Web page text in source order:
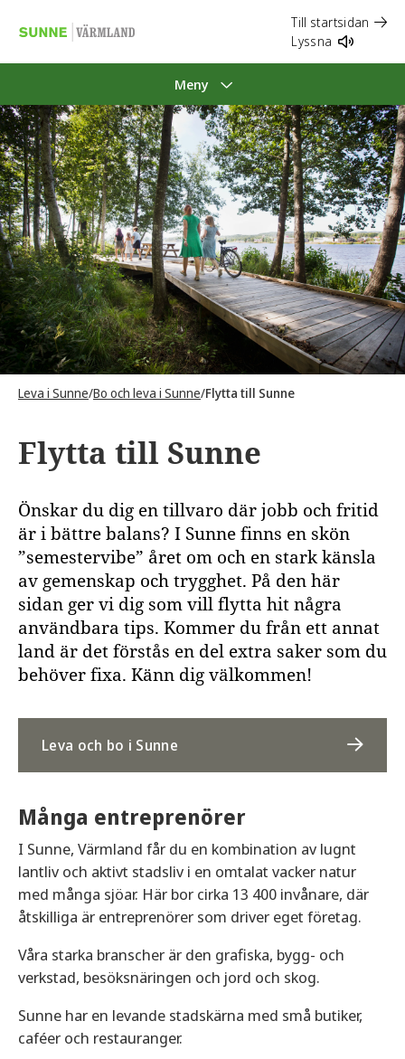
Till startsidan
Lyssna
Meny
Leva i Sunne/Bo och leva i Sunne/Flytta till Sunne
Flytta till Sunne
Önskar du dig en tillvaro där jobb och fritid
är i bättre balans? I Sunne finns en skön
”semestervibe” året om och en stark känsla
av gemenskap och trygghet. På den här
sidan ger vi dig som vill flytta hit några
användbara tips. Kommer du från ett annat
land är det förstås en del extra saker som du
behöver fixa. Känn dig välkommen!
Leva och bo i Sunne
Många entreprenörer
I Sunne, Värmland får du en kombination av lugnt
lantliv och aktivt stadsliv i en omtalat vacker natur
med många sjöar. Här bor cirka 13 400 invånare, där
åtskilliga är entreprenörer som driver eget företag.
Våra starka branscher är den grafiska, bygg- och
verkstad, besöksnäringen och jord och skog.
Sunne har en levande stadskärna med små butiker,
caféer och restauranger.